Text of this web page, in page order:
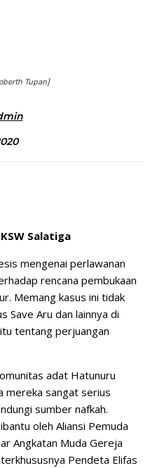
Tupan]
Salatiga
mengenai perlawanan
rencana pembukaan
Memang kasus ini tidak
Save Aru dan lainnya di
tentang perjuangan
adat Hatunuru
mereka sangat serius
sumber nafkah.
oleh Aliansi Pemuda
Angkatan Muda Gereja
Pendeta Elifas